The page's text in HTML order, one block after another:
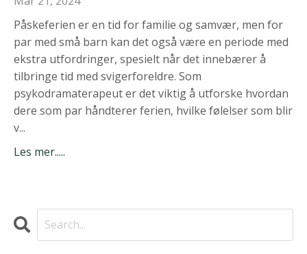
Påskeferien er en tid for familie og samvær, men for
par med små barn kan det også være en periode med
ekstra utfordringer, spesielt når det innebærer å
tilbringe tid med svigerforeldre. Som
psykodramaterapeut er det viktig å utforske hvordan
dere som par håndterer ferien, hvilke følelser som blir
v...
Les mer.....